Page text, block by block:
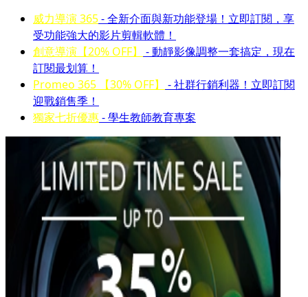
威力導演 365- 全新介面與新功能登場！立即訂閱，享
受功能強大的影片剪輯軟體！
創意導演【20% OFF】
- 動靜影像調整一套搞定，現在
訂閱最划算！
Promeo 365 【30% OFF】
- 社群行銷利器！立即訂閱
迎戰銷售季！
獨家七折優惠- 學生教師教育專案